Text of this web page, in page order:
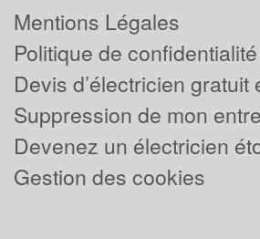
Mentions Légales
Politique de confidentialité
Devis d’électricien gratuit
Suppression de mon
Devenez un électricien
Gestion des cookies